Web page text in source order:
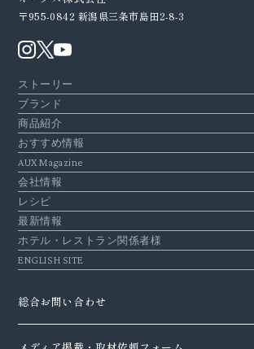
〒955-0842 新潟県三条市島田2-8-3
ストーリー
ブランド
商品紹介
おすすめ情報
AUX Magazine
会社情報
レシピ
最新情報
ホテル・レストラン関係者様
ENGLISH SITE
総合お問い合わせ